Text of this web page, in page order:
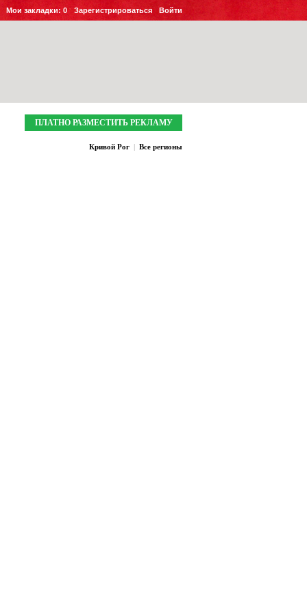
Войти
Зарегистрироваться
Мои закладки: 0
ПЛАТНО РАЗМЕСТИТЬ РЕКЛАМУ
Кривой Рог | Все регионы